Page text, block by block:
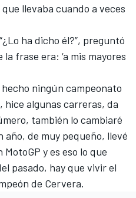
llevaba cuando a veces
ha dicho él?”, preguntó
frase era: ‘a mis mayores
ningún campeonato
algunas carreras, da
también lo cambiaré
año, de muy pequeño, llevé
y es eso lo que
pasado, hay que vivir el
de Cervera.